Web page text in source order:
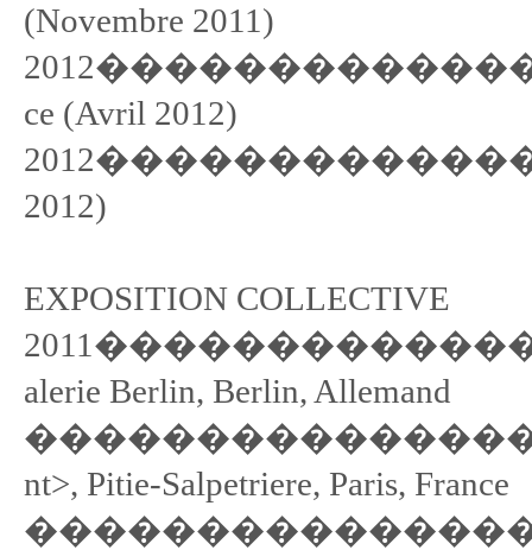
(Novembre 2011)
2012����������������
ce (Avril 2012)
2012����������������
2012)
EXPOSITION COLLECTIVE
2011����������������
alerie Berlin, Berlin, Allemand
nt>, Pitie-Salpetriere, Paris, France